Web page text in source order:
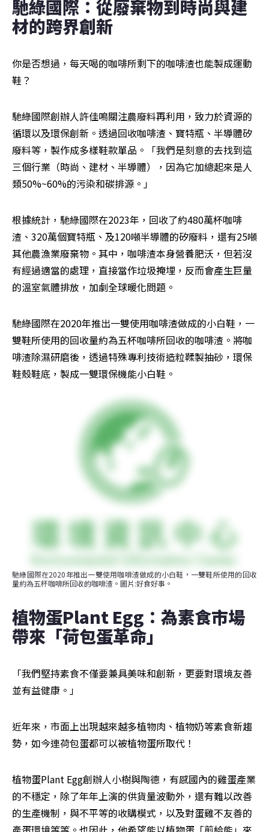
馳綠國際：從廢棄物到時尚與建
材的跨界創新
你是否想過，每天喝的咖啡所剩下的咖啡渣也能製成運動
鞋？
馳綠國際創辦人許佳鳴關注農廢料再利用，致力於資源的
循環以及環保創新。透過回收咖啡渣、寶特瓶、半導體矽
廢料等，製作成多樣鞋款單品。「我們是刻意的去找到這
三個行業（時尚、建材、半導體），因為它加總起來是人
類50%~60%的污染和碳排源。」
根據統計，馳綠國際在2023年，回收了約480萬杯咖啡
渣、320萬個寶特瓶、及120噸半導體的矽廢料，還有25噸
其他農漁業廢棄物。其中，咖啡渣本身營養肥沃，但若沒
有經過適當的處理，直接當作垃圾掩埋，反而會產生巨量
的溫室氣體排放，加劇全球暖化問題。
馳綠國際在2020年推出一雙使用咖啡渣做成的小白鞋，一
雙鞋所使用的回收量約為五杯咖啡所回收的咖啡渣。將咖
啡渣除濕研磨後，透過特殊專利技術造粒鞣製抽砂，環保
鞋殼鞋底，製成一雙環保機能小白鞋。
馳綠國際在2020年推出一雙使用咖啡渣做成的小白鞋，一雙鞋所使用的回收
量約為五杯咖啡所回收的咖啡渣。圖片:好食好事。
植物蛋Plant Egg：為素食市場
帶來「荷包蛋革命」
「我們堅持素食不僅要兼具美味和創新，更要對環境友善
並有益健康。」
近年來，市面上出現越來越多植物肉、植物奶等素食新趨
勢，如今連荷包蛋都可以被植物蛋所取代！
植物蛋Plant Egg創辦人小樹與陶德，有感國內的雞蛋產業
的不穩定，除了年年上演的供貨量波動外，還有難以改善
的生產機制，與不平等的收購模式，以及對蛋雞不友善的